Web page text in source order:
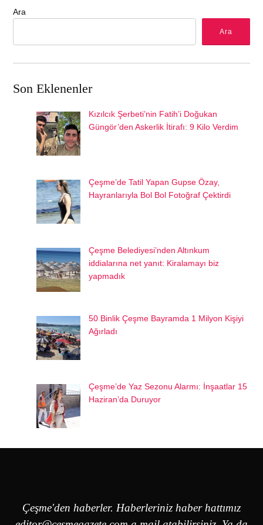
Ara
Ara
Son Eklenenler
Kızılcık Şerbeti’nin Fatih’i Doğukan
Güngör’den Askerlik İtirafı: 9 Kilo Verdim
Çeşme’de Tatil Yapan Gupse Özay,
Hayranlarıyla Bol Bol Fotoğraf Çektirdi
Çeşme Belediyesi’nden Altınkum
iddialarına net yanıt: Kiralamayı biz
yapmadık
50 Binlik Çeşme Bayramda 1 Milyon Kişiyi
Ağırladı
Çeşme’de Yaz Sezonu Alarmı: İnşaatlar 15
Haziran’da Duruyor
Çeşme'den haberler. Haberleriniz haber hattımız